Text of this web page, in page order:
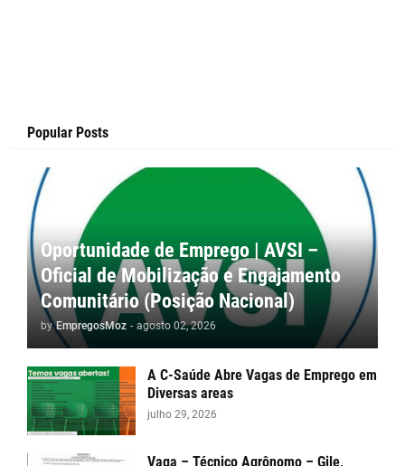
Popular Posts
Oportunidade de Emprego | AVSI –
Oficial de Mobilização e Engajamento
Comunitário (Posição Nacional)
by EmpregosMoz - agosto 02, 2026
A C-Saúde Abre Vagas de Emprego em
Diversas areas
julho 29, 2026
Vaga – Técnico Agrônomo – Gile,